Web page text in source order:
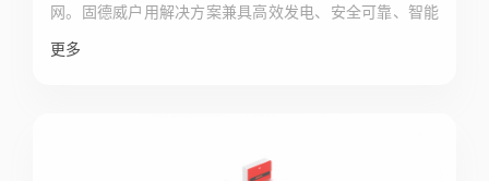
网。固德威户用解决方案兼具高效发电、安全可靠、智能
运维等特点，为户用投资商、安装商、代理商提供一站式
更多